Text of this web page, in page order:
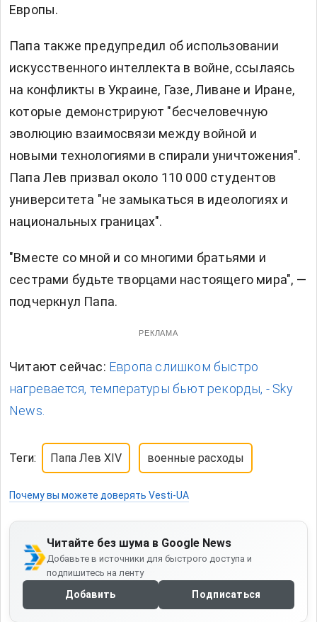
Европы.
Папа также предупредил об использовании
искусственного интеллекта в войне, ссылаясь
на конфликты в Украине, Газе, Ливане и Иране,
которые демонстрируют "бесчеловечную
эволюцию взаимосвязи между войной и
новыми технологиями в спирали уничтожения".
Папа Лев призвал около 110 000 студентов
университета "не замыкаться в идеологиях и
национальных границах".
"Вместе со мной и со многими братьями и
сестрами будьте творцами настоящего мира", —
подчеркнул Папа.
РЕКЛАМА
Читают сейчас: Европа слишком быстро
нагревается, температуры бьют рекорды, - Sky
News.
Теги: Папа Лев XIV военные расходы
Почему вы можете доверять Vesti-UA
Читайте без шума в Google News
Добавьте в источники для быстрого доступа и
подпишитесь на ленту
Добавить Подписаться